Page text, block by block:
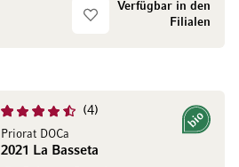
Verfügbar in den
Filialen
4
Priorat DOCa
2021 La Basseta
Bio